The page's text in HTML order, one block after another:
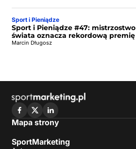
Sport i Pieniądze
Sport i Pieniądze #47: mistrzostwo
świata oznacza rekordową premię
Marcin Długosz
Mapa strony
SportMarketing